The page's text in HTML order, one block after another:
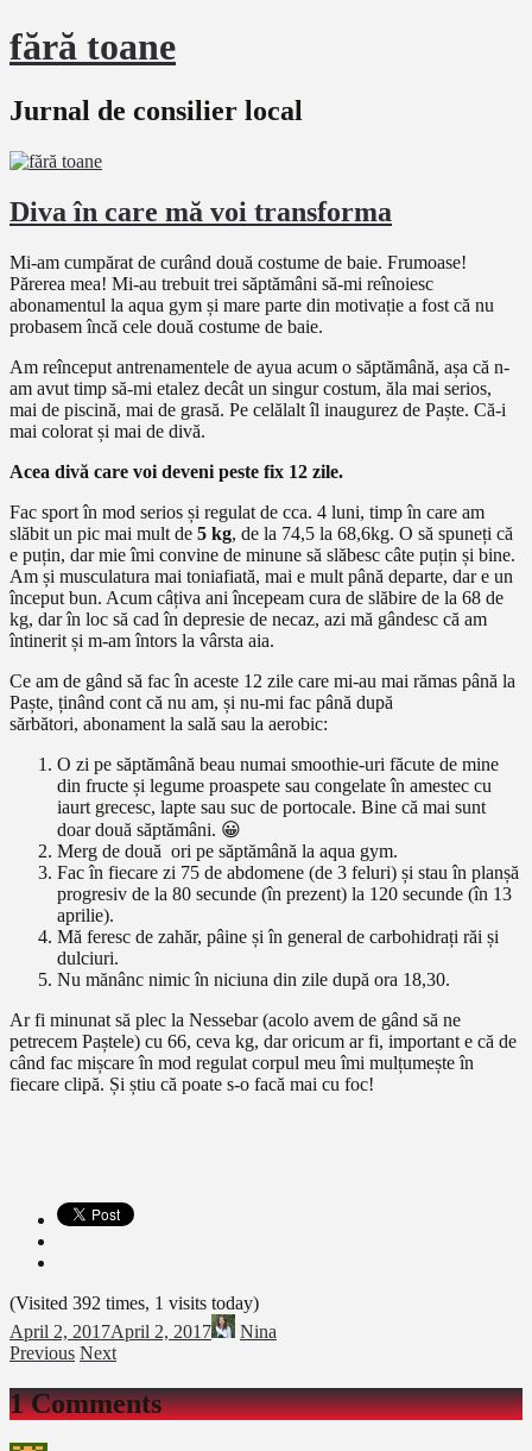
fără toane
Jurnal de consilier local
Diva în care mă voi transforma
Mi-am cumpărat de curând două costume de baie. Frumoase!
Părerea mea! Mi-au trebuit trei săptămâni să-mi reînoiesc
abonamentul la aqua gym și mare parte din motivație a fost că nu
probasem încă cele două costume de baie.
Am reînceput antrenamentele de ayua acum o săptămână, așa că n-
am avut timp să-mi etalez decât un singur costum, ăla mai serios,
mai de piscină, mai de grasă. Pe celălalt îl inaugurez de Paște. Că-i
mai colorat și mai de divă.
Acea divă care voi deveni peste fix 12 zile.
Fac sport în mod serios și regulat de cca. 4 luni, timp în care am
slăbit un pic mai mult de 5 kg, de la 74,5 la 68,6kg. O să spuneți că
e puțin, dar mie îmi convine de minune să slăbesc câte puțin și bine.
Am și musculatura mai toniafiată, mai e mult până departe, dar e un
început bun. Acum câțiva ani începeam cura de slăbire de la 68 de
kg, dar în loc să cad în depresie de necaz, azi mă gândesc că am
întinerit și m-am întors la vârsta aia.
Ce am de gând să fac în aceste 12 zile care mi-au mai rămas până la
Paște, ținând cont că nu am, și nu-mi fac până după
sărbători, abonament la sală sau la aerobic:
O zi pe săptămână beau numai smoothie-uri făcute de mine
din fructe și legume proaspete sau congelate în amestec cu
iaurt grecesc, lapte sau suc de portocale. Bine că mai sunt
doar două săptămâni. 😀
Merg de două ori pe săptămână la aqua gym.
Fac în fiecare zi 75 de abdomene (de 3 feluri) și stau în planșă
progresiv de la 80 secunde (în prezent) la 120 secunde (în 13
aprilie).
Mă feresc de zahăr, pâine și în general de carbohidrați răi și
dulciuri.
Nu mănânc nimic în niciuna din zile după ora 18,30.
Ar fi minunat să plec la Nessebar (acolo avem de gând să ne
petrecem Paștele) cu 66, ceva kg, dar oricum ar fi, important e că de
când fac mișcare în mod regulat corpul meu îmi mulțumește în
fiecare clipă. Și știu că poate s-o facă mai cu foc!
(Visited 392 times, 1 visits today)
April 2, 2017April 2, 2017
Nina
Previous Next
1 Comments